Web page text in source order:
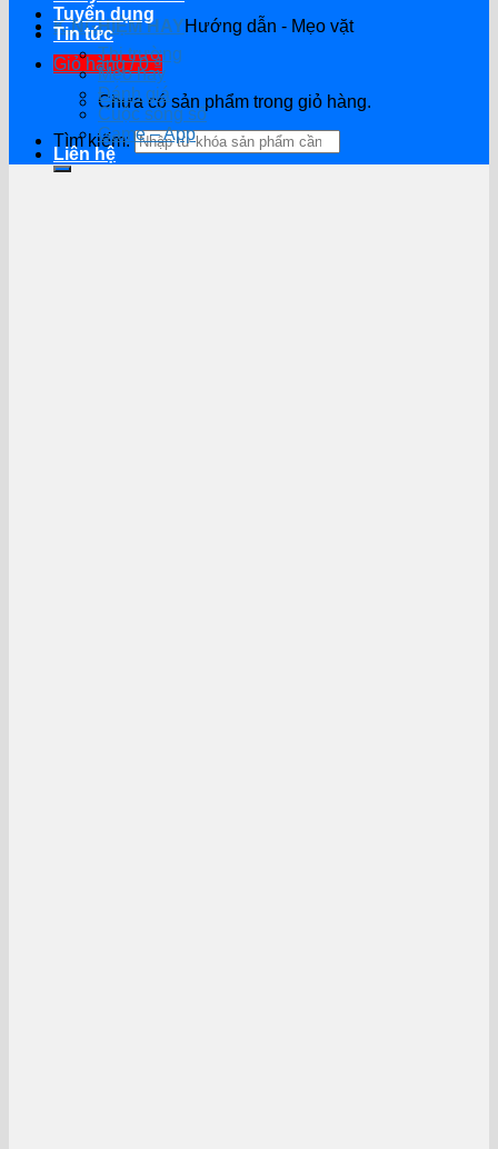
K.NGHIỆM HAYHướng dẫn - Mẹo vặt
Giỏ hàng /0₫
Chưa có sản phẩm trong giỏ hàng.
Tìm kiếm:
Tuyển dụng
Tin tức
Thị trường
Mẹo hay
Đánh giá
Cuộc sống số
Game – App
Liên hệ